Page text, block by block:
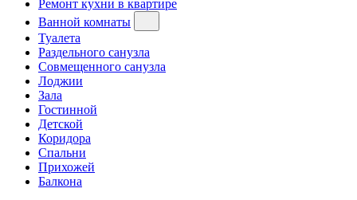
Ремонт кухни в квартире
Ванной комнаты
Туалета
Раздельного санузла
Совмещенного санузла
Лоджии
Зала
Гостинной
Детской
Коридора
Спальни
Прихожей
Балкона